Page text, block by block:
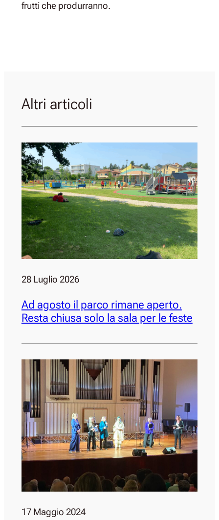
frutti che produrranno.
Altri articoli
28 Luglio 2026
Ad agosto il parco rimane aperto.
Resta chiusa solo la sala per le feste
17 Maggio 2024